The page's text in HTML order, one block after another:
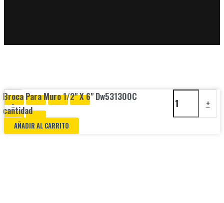
-
Broca Para Muro 1/2" X 6" Dw531300C
cantidad
+
AÑADIR AL CARRITO